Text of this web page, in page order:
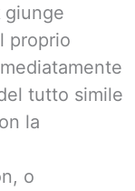
giunge
proprio
tutto simile
la
o